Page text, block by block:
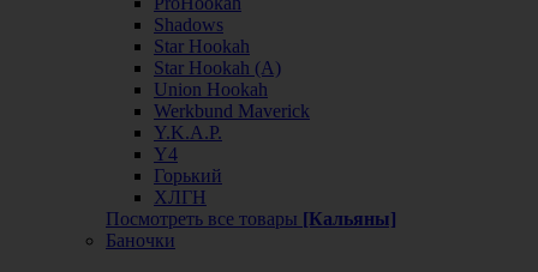
Shadows
Star Hookah
Star Hookah (А)
Union Hookah
Werkbund Maverick
Y.K.A.P.
Y4
Горький
ХЛГН
Посмотреть все товары [Кальяны]
Баночки